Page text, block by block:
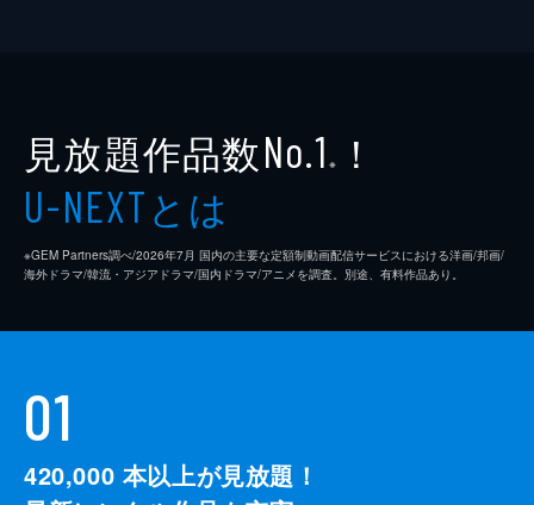
見放題作品数No.1 ※ ！
U-NEXTとは
※GEM Partners調べ/2026年7⽉ 国内の主要な定額制動画配信サービスにおける洋画/邦画/
海外ドラマ/韓流・アジアドラマ/国内ドラマ/アニメを調査。別途、有料作品あり。
01
420,000 本以上が見放題！